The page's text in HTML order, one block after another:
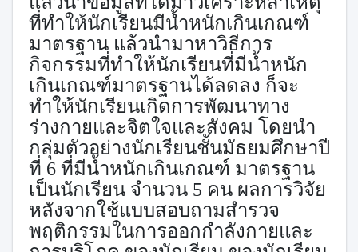
ที่ทำให้นักเรียนมีน้ำหนักเกินเกณฑ์
มาตรฐาน แล้วนำมาหาวิธีการ
กิจกรรมที่ทำให้นักเรียนที่มีน้ำหนัก
เกินเกณฑ์มาตรฐานได้ลดลง ก็จะ
ทำให้นักเรียนเกิดการพัฒนาทาง
ร่างกายและจิตใจและสังคม โดยนำ
กลุ่มตัวอย่างนักเรียนชั้นมัธยมศึกษาปี
ที่ 6 ที่มีน้ำหนักเกินเกณฑ์ มาตรฐาน
เป็นนักเรียน จำนวน 5 คน ผลการวิจัย
หลังจากใช้แบบสอบถามสำรวจ
พฤติกรรมในการออกกำลังกายและ